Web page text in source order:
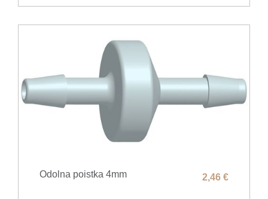
Odolna poistka 4mm 2,46 €